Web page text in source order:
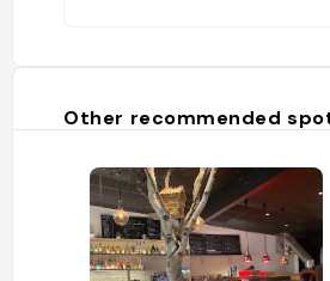
s moules marinières de
vec une crème de safran,
craquant et des câpres à
Other recommended